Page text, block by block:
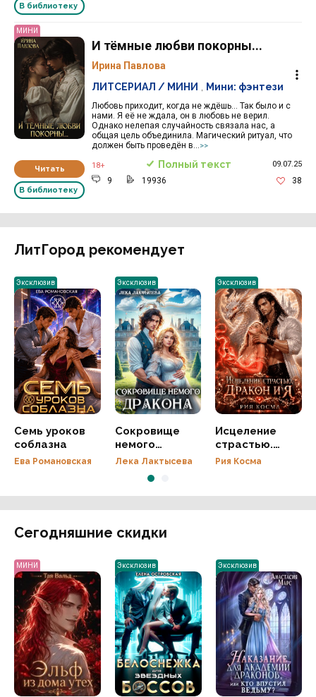
В библиотеку
МИНИ
Читать
В библиотеку
И тёмные любви покорны...
Ирина Павлова
Любовь приходит, когда не ждёшь... Так было и с
нами. Я её не ждала, он в любовь не верил.
Однако нелепая случайность связала нас, а
общая цель объединила. Магический ритуал, что
должен быть проведён в...
>>
ЛИТСЕРИАЛ / МИНИ Мини: фэнтези
18+ Полный текст 09.07.25
9 19936 38
ЛитГород рекомендует
Эксклюзив
Семь уроков
соблазна
Ева Романовская
Эксклюзив
Сокровище
немого
дракона
Лека Лактысева
Эксклюзив
Исцеление
страстью.
Дракон и я
Рия Косма
Сегодняшние скидки
МИНИ Эксклюзив Эксклюзив